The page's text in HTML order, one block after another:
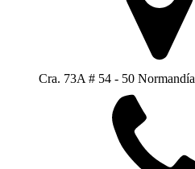
Cra. 73A # 54 - 50 Normandía